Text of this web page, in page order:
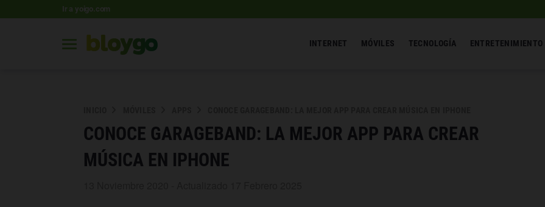
Ir a yoigo.com
INTERNET MÓVILES TECNOLOGÍA ENTRETENIMIENTO
CONOCE GARAGEBAND: LA MEJOR APP PARA CREAR
MÚSICA EN IPHONE